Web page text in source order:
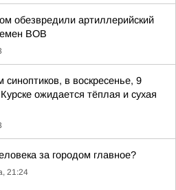
обезвредили артиллерийский
ВОВ
в воскресенье, 9
Курске ожидается тёплая и сухая
за городом главное?
21:24